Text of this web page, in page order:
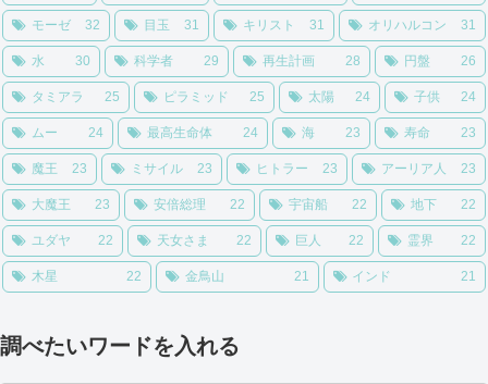
モーゼ 32 目玉 31 キリスト 31 オリハルコン 31
水 30 科学者 29 再生計画 28 円盤 26
タミアラ 25 ピラミッド 25 太陽 24 子供 24
ムー 24 最高生命体 24 海 23 寿命 23
魔王 23 ミサイル 23 ヒトラー 23 アーリア人 23
大魔王 23 安倍総理 22 宇宙船 22 地下 22
ユダヤ 22 天女さま 22 巨人 22 霊界 22
木星 22 金鳥山 21 インド 21
調べたいワードを入れる